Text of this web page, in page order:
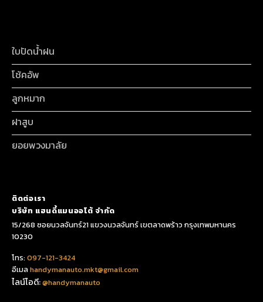
ใบปัดน้ำฝน
โช้คอัพ
ลูกหมาก
ฝาสูบ
ยอยพวงมาลัย
ติดต่อเรา
บริษัท แฮนดี้แมนออโต้ จำกัด
15/268 ซอยนวลจันทร์21 แขวงนวลจันทร์ เขตลาดพร้าว กรุงเทพมหานคร
10230
โทร:097-121-3424
อีเมลhandymanauto.mkt@gmail.com
ไลน์ไอดี:@handymanauto